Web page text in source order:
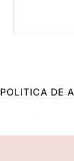
POLITICA DE